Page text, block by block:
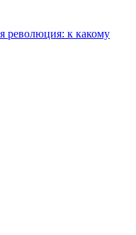
революция: к какому